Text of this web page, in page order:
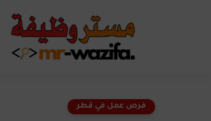
فرص عمل في قطر